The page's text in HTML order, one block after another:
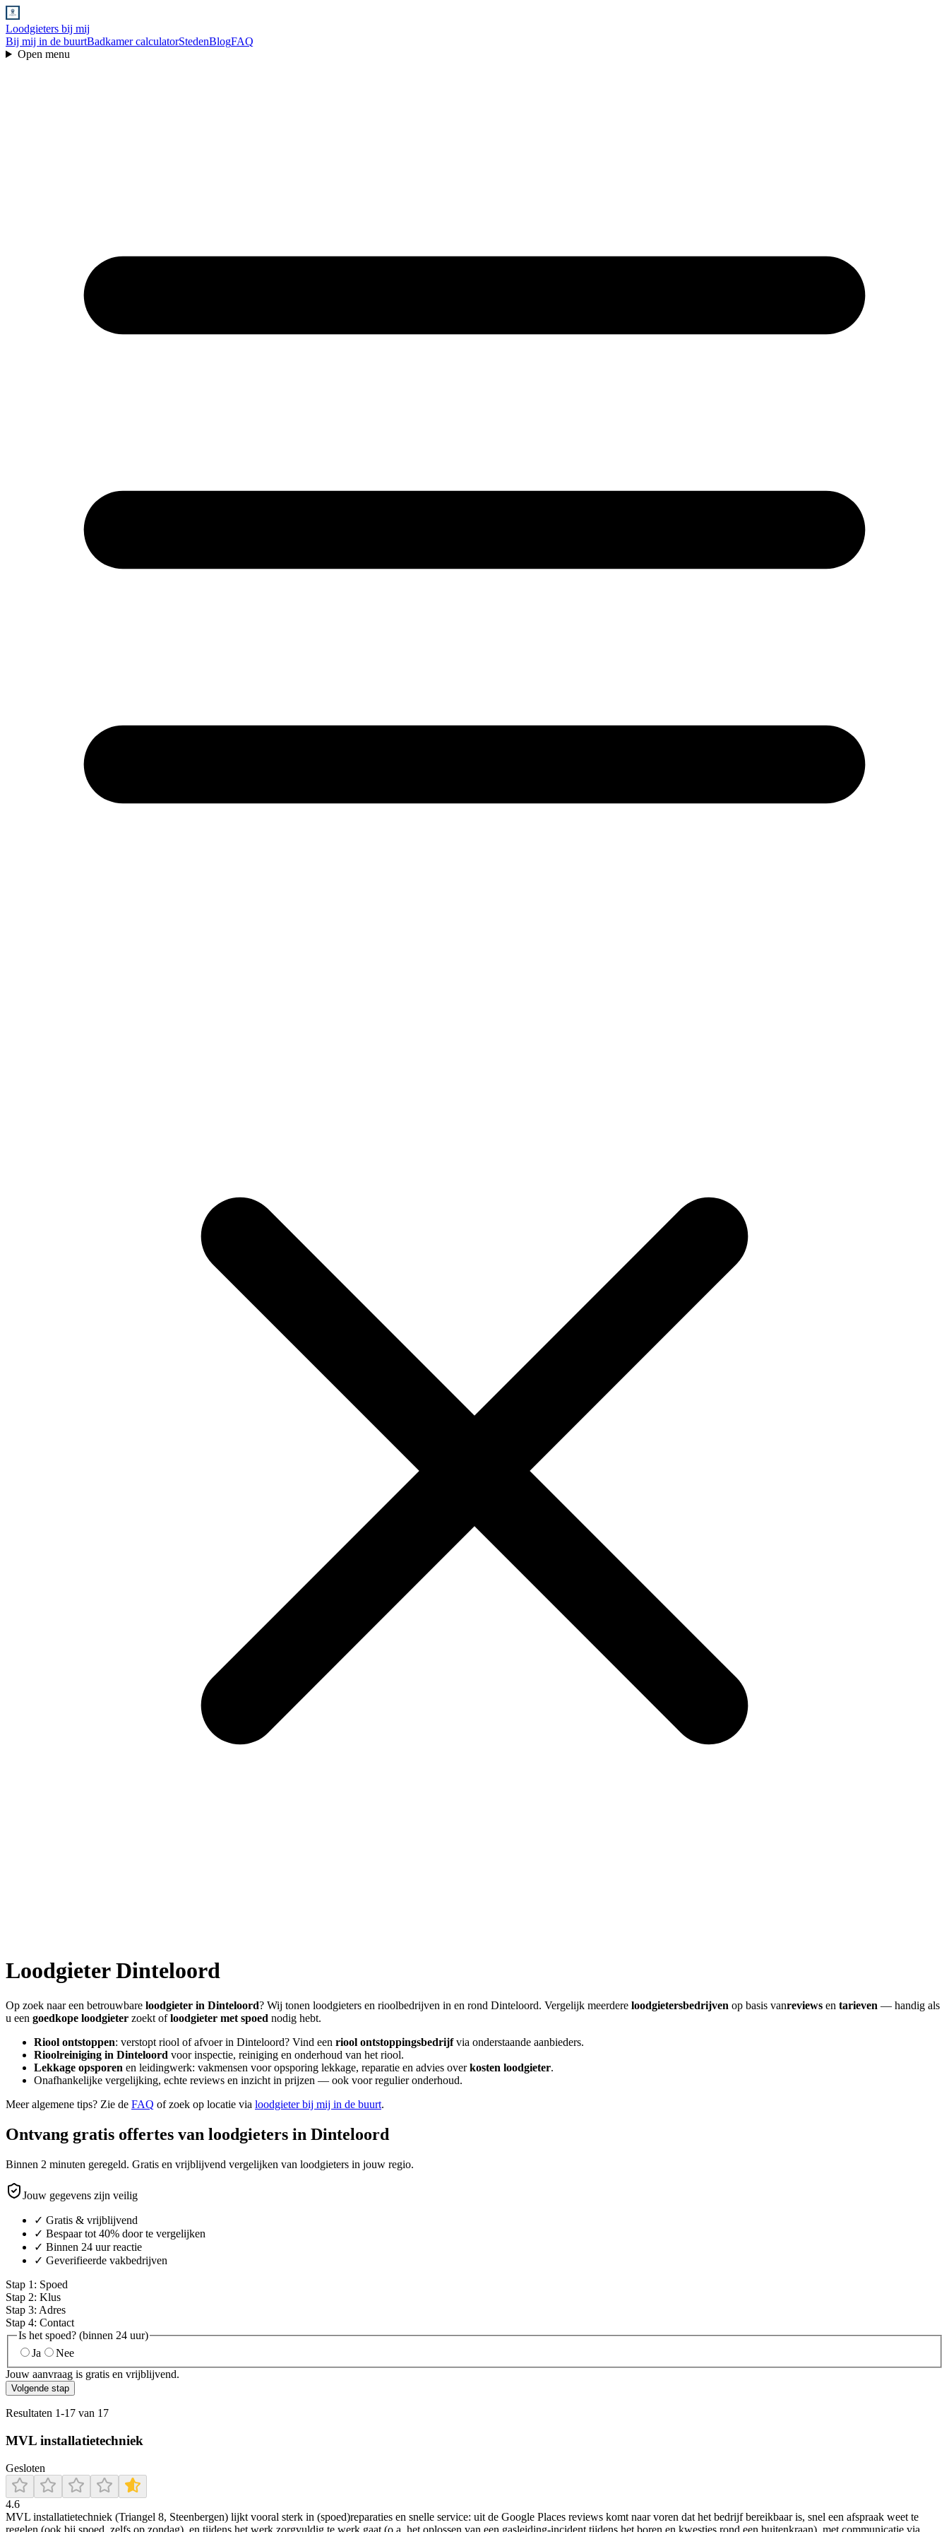
Loodgieters bij mij
Bij mij in de buurtBadkamer calculatorStedenBlogFAQ
Open menu
LoodgieterDinteloord
Op zoek naar een betrouwbare loodgieter in Dinteloord? Wij tonen loodgieters en rioolbedrijven in en rond Dinteloord. Vergelijk meerdere loodgietersbedrijven op basis vanreviews en tarieven — handig als
u een goedkope loodgieter zoekt ofloodgieter met spoed nodig hebt.
Riool ontstoppen: verstopt riool of afvoer in Dinteloord? Vind een riool ontstoppingsbedrijfvia onderstaande aanbieders.
Rioolreiniging in Dinteloord voor inspectie, reiniging en onderhoud van het riool.
Lekkage opsporen en leidingwerk: vakmensen voor opsporing lekkage, reparatie en advies overkosten loodgieter.
Onafhankelijke vergelijking, echte reviews en inzicht in prijzen — ook voor regulier onderhoud.
Meer algemene tips? Zie de FAQ of zoek op locatie via loodgieter bij mij in de buurt.
Ontvang gratis offertes van loodgieters in Dinteloord
Binnen 2 minuten geregeld. Gratis en vrijblijvend vergelijken van loodgieters in jouw regio.
Jouw gegevens zijn veilig
✓ Gratis & vrijblijvend
✓ Bespaar tot 40% door te vergelijken
✓ Binnen 24 uur reactie
✓ Geverifieerde vakbedrijven
Stap 1 : Spoed
Stap 2: Klus
Stap 3: Adres
Stap 4: Contact
Is het spoed? (binnen 24 uur)
Ja
Nee
Jouw aanvraag is gratis en vrijblijvend.
Volgende stap
Resultaten 1-17 van 17
MVL installatietechniek
Gesloten
4.6
MVL installatietechniek (Triangel 8, Steenbergen) lijkt vooral sterk in (spoed)reparaties en snelle service: uit de Google Places reviews komt naar voren dat het bedrijf bereikbaar is, snel een afspraak weet te
regelen (ook bij spoed, zelfs op zondag), en tijdens het werk zorgvuldig te werk gaat (o.a. het oplossen van een gasleiding-incident tijdens het boren en kwesties rond een buitenkraan), met communicatie via